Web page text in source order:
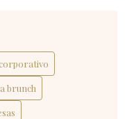
brunch